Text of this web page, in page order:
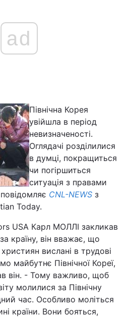
Війна
Політика
Світ
Наука
Інциденти
Туризм
Погода
Регіони
ad
Північна Корея
увійшла в період
невизначеності.
Оглядачі розділилися
в думці, покращиться
чи погіршиться
ситуація з правами
CNL-NEWS з
Today.
USA Карл МОЛЛІ закликав
країну, він вважає, що
вислані в трудові
майбутнє Північної Кореї,
він. - Тому важливо, щоб
молилися за Північну
час. Особливо моліться
країни. Вони бояться,